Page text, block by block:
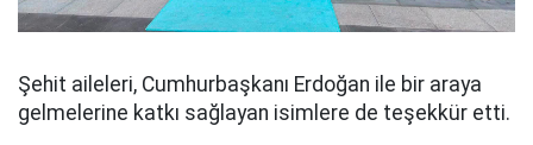
Şehit aileleri, Cumhurbaşkanı Erdoğan ile bir araya
gelmelerine katkı sağlayan isimlere de teşekkür etti.